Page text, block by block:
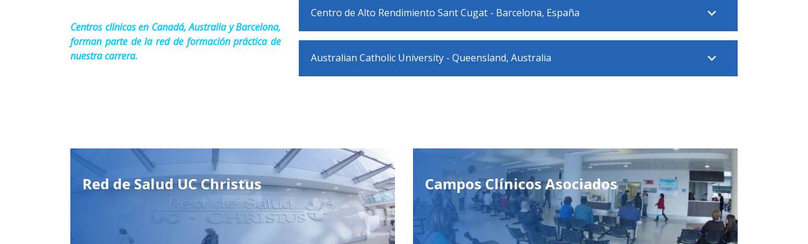
Centros clínicos en Canadá, Australia y Barcelona,
forman parte de la red de formación práctica de
nuestra carrera.
Centro de Alto Rendimiento Sant Cugat - Barcelona, España
Australian Catholic University - Queensland, Australia
Red de Salud UC Christus Campos Clínicos Asociados